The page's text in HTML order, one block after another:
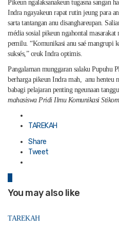
Pikeun ngalaksanakeun tugasna sangan
Indra ngayakeun rapat rutin jeung para
sarta tantangan anu disanghareupan.
média sosial pikeun ngahontal
pemilu. “Komunikasi anu saé mangrupi
suksés,” ceuk Indra optimis.
Pangalaman munggaran salaku
berharga pikeun Indra mah, anu henteu
babagi pelajaran penting ngeunaan
mahasiswa Pridi Ilmu Komunikasi
in
TAREKAH
Share
Tweet
You may also like
TAREKAH